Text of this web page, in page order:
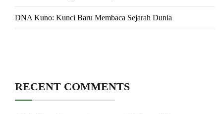
DNA Kuno: Kunci Baru Membaca Sejarah Dunia
RECENT COMMENTS